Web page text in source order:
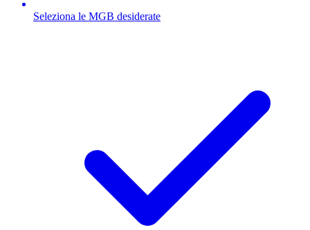
Seleziona le MGB desiderate